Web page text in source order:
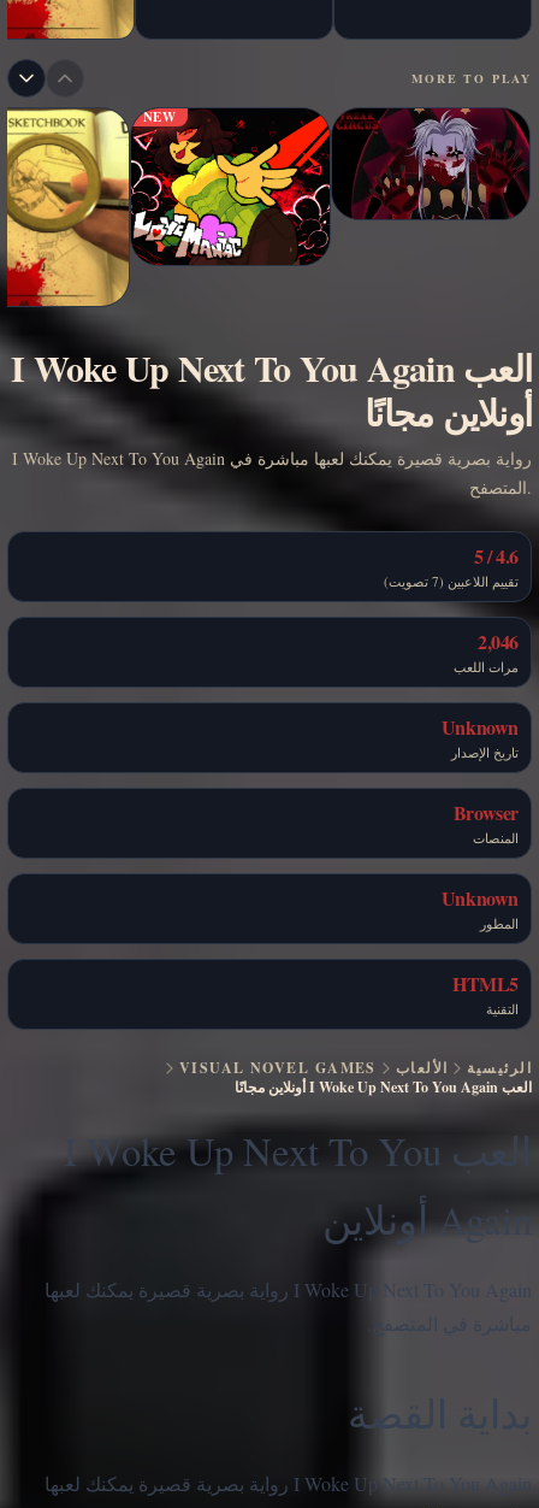
MORE TO PLAY
NEW
العب I Woke Up Next To You Again
أونلاين مجانًا
I Woke Up Next To You Again رواية بصرية قصيرة يمكنك لعبها مباشرة في
المتصفح.
4.6 / 5
تقييم اللاعبين (7 تصويت)
2,046
مرات اللعب
Unknown
تاريخ الإصدار
Browser
المنصات
Unknown
المطور
HTML5
التقنية
الرئيسية الألعاب
VISUAL NOVEL GAMES
العب I Woke Up Next To You Again أونلاين مجانًا
العب I Woke Up Next To You
Again أونلاين
I Woke Up Next To You Again رواية بصرية قصيرة يمكنك لعبها
مباشرة في المتصفح.
بداية القصة
I Woke Up Next To You Again رواية بصرية قصيرة يمكنك لعبها